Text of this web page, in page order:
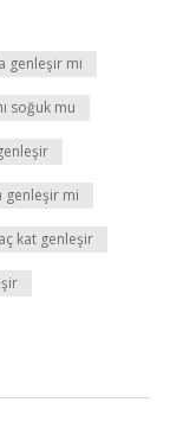
genleşir mi
soğuk mu
genleşir mi
kat genleşir